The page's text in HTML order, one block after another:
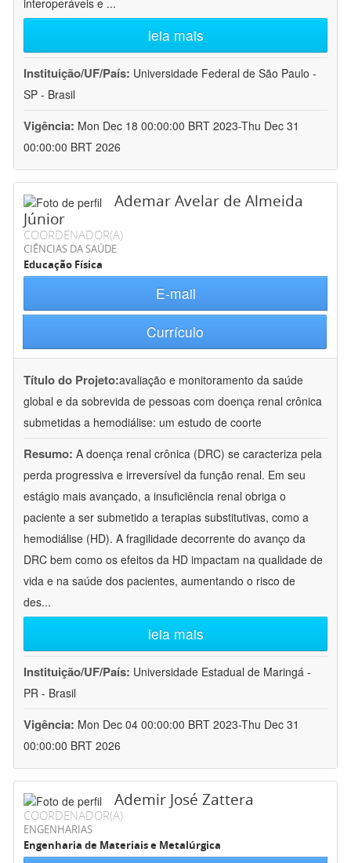
interoperáveis e ...
leia mais
Instituição/UF/País: Universidade Federal de São Paulo -
SP - Brasil
Vigência: Mon Dec 18 00:00:00 BRT 2023-Thu Dec 31
00:00:00 BRT 2026
Ademar Avelar de Almeida
Júnior
COORDENADOR(A)
CIÊNCIAS DA SAÚDE
Educação Física
E-mail
Currículo
Título do Projeto:avaliação e monitoramento da saúde
global e da sobrevida de pessoas com doença renal crônica
submetidas a hemodiálise: um estudo de coorte
Resumo: A doença renal crônica (DRC) se caracteriza pela
perda progressiva e irreversível da função renal. Em seu
estágio mais avançado, a insuficiência renal obriga o
paciente a ser submetido a terapias substitutivas, como a
hemodiálise (HD). A fragilidade decorrente do avanço da
DRC bem como os efeitos da HD impactam na qualidade de
vida e na saúde dos pacientes, aumentando o risco de
des...
leia mais
Instituição/UF/País: Universidade Estadual de Maringá -
PR - Brasil
Vigência: Mon Dec 04 00:00:00 BRT 2023-Thu Dec 31
00:00:00 BRT 2026
Ademir José Zattera
COORDENADOR(A)
ENGENHARIAS
Engenharia de Materiais e Metalúrgica